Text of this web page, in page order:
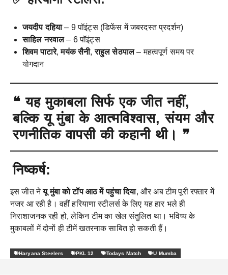
जयदीप दहिया– 9 पॉइंट्स (डिफेंस में जबरदस्त प्रदर्शन)
साहिल नरवाल– 6 पॉइंट्स
शिवम पाटारे,मयंक सैनी,राहुल सेठपाल– महत्वपूर्ण समय पर
योगदान
❝ यह मुकाबला सिर्फ एक जीत नहीं,
बल्कि यू मुंबा के आत्मविश्वास, संयम और
रणनीतिक वापसी की कहानी थी। ❞
निष्कर्ष:
इस जीत नेयू मुंबा को टॉप आठ में पहुंचा दिया, और अब टीम पूरी रफ्तार में
नजर आ रही है। वहीं हरियाणा स्टीलर्स के लिए यह हार भले ही
निराशाजनक रही हो, लेकिन टीम का खेल संतुलित था। भविष्य के
मुकाबलों में दोनों ही टीमें खतरनाक साबित हो सकती हैं।
Haryana Steelers PKL 12 Todays Match U Mumba